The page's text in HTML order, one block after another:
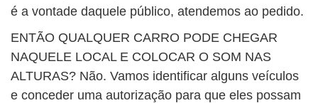
é a vontade daquele público, atendemos ao pedido.
ENTÃO QUALQUER CARRO PODE CHEGAR
NAQUELE LOCAL E COLOCAR O SOM NAS
ALTURAS? Não. Vamos identificar alguns veículos
e conceder uma autorização para que eles possam